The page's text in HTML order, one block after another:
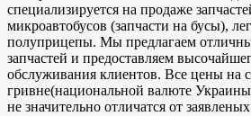
специализируется на продаже
микроавтобусов (запчасти на бусы),
полуприцепы. Мы предлагаем
запчастей и предоставляем
обслуживания клиентов. Все цены на
гривне(национальной валюте
не значительно отличатся от